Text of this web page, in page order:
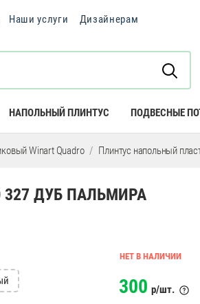
Наши услуги Дизайнерам
НАПОЛЬНЫЙ ПЛИНТУС ПОДВЕСНЫЕ
Winart Quadro Плинтус напольный
327 ДУБ ПАЛЬМИРА
НЕТ В НАЛИЧИИ
300 р/шт.